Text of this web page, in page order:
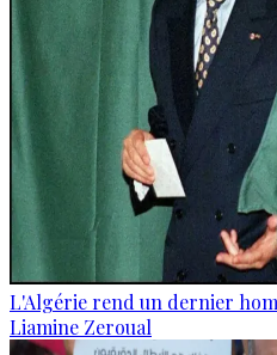
L'Algérie rend un dernier
Liamine Zeroual